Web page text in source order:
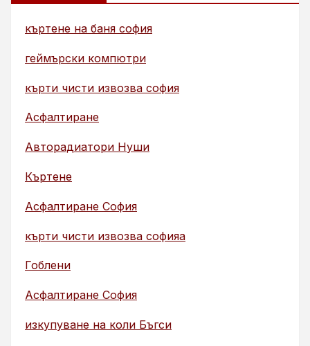
къртене на баня софия
геймърски компютри
кърти чисти извозва софия
Асфалтиране
Авторадиатори Нуши
Къртене
Асфалтиране София
кърти чисти извозва софияа
Гоблени
Асфалтиране София
изкупуване на коли Бъгси